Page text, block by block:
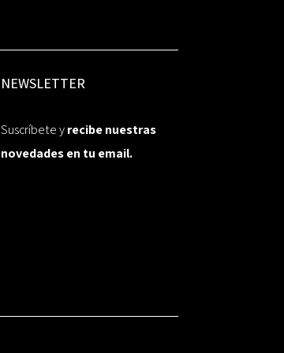
NEWSLETTER
Suscríbete yrecibe nuestras
novedades en tu email.